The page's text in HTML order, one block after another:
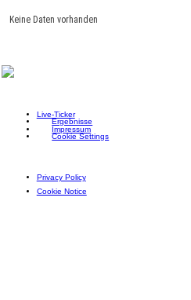
Keine Daten vorhanden
Live-Ticker
Ergebnisse
Impressum
Cookie Settings
Privacy Policy
Cookie Notice